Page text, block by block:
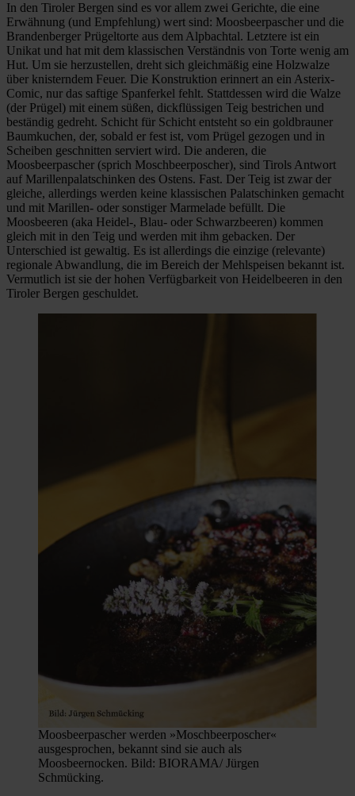
In den Tiroler Bergen sind es vor allem zwei Gerichte, die eine
Erwähnung (und Empfehlung) wert sind: Moosbeerpascher und die
Brandenberger Prügeltorte aus dem Alpbachtal. Letztere ist ein
Unikat und hat mit dem klassischen Verständnis von Torte wenig am
Hut. Um sie herzustellen, dreht sich gleichmäßig eine Holzwalze
über knisterndem Feuer. Die Konstruktion erinnert an ein Asterix-
Comic, nur das saftige Spanferkel fehlt. Stattdessen wird die Walze
(der Prügel) mit einem süßen, dickflüssigen Teig bestrichen und
beständig gedreht. Schicht für Schicht entsteht so ein goldbrauner
Baumkuchen, der, sobald er fest ist, vom Prügel gezogen und in
Scheiben geschnitten serviert wird. Die anderen, die
Moosbeerpascher (sprich Moschbeerposcher), sind Tirols Antwort
auf Marillenpalatschinken des Ostens. Fast. Der Teig ist zwar der
gleiche, allerdings werden keine klassischen Palatschinken gemacht
und mit Marillen- oder sonstiger Marmelade befüllt. Die
Moosbeeren (aka Heidel-, Blau- oder Schwarzbeeren) kommen
gleich mit in den Teig und werden mit ihm gebacken. Der
Unterschied ist gewaltig. Es ist allerdings die einzige (relevante)
regionale Abwandlung, die im Bereich der Mehlspeisen bekannt ist.
Vermutlich ist sie der hohen Verfügbarkeit von Heidelbeeren in den
Tiroler Bergen geschuldet.
Moosbeerpascher werden »Moschbeerposcher«
ausgesprochen, bekannt sind sie auch als
Moosbeernocken. Bild: BIORAMA/ Jürgen
Schmücking.